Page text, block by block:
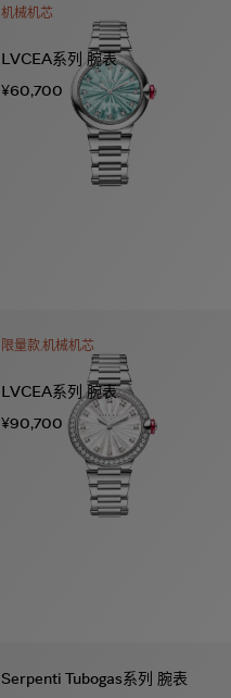
机械机芯
LVCEA系列 腕表
¥60,700
限量款,机械机芯
LVCEA系列 腕表
¥90,700
Serpenti Tubogas系列 腕表